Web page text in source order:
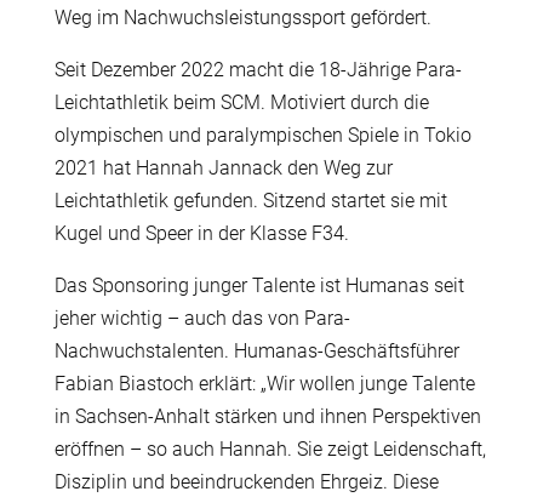
Weg im Nachwuchsleistungssport gefördert.
Seit Dezember 2022 macht die 18-Jährige Para-
Leichtathletik beim SCM. Motiviert durch die
olympischen und paralympischen Spiele in Tokio
2021 hat Hannah Jannack den Weg zur
Leichtathletik gefunden. Sitzend startet sie mit
Kugel und Speer in der Klasse F34.
Das Sponsoring junger Talente ist Humanas seit
jeher wichtig – auch das von Para-
Nachwuchstalenten. Humanas-Geschäftsführer
Fabian Biastoch erklärt: „Wir wollen junge Talente
in Sachsen-Anhalt stärken und ihnen Perspektiven
eröffnen – so auch Hannah. Sie zeigt Leidenschaft,
Disziplin und beeindruckenden Ehrgeiz. Diese